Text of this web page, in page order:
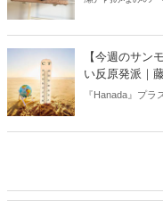
【今週のサン
い反原発派｜
『Hanada』プラ